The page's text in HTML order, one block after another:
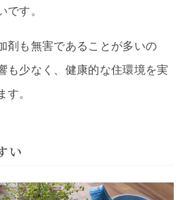
です。
剤も無害であることが多いの
も少なく、健康的な住環境を実
。
い